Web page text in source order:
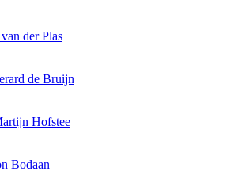
der Plas
de Bruijn
Hofstee
Bodaan